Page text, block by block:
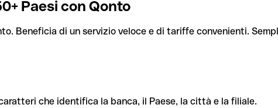
Paesi con Qonto
Beneficia di un servizio veloce e di tariffe convenienti.
che identifica la banca, il Paese, la città e la filiale.